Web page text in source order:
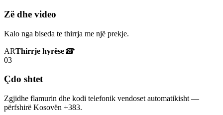
Zë dhe video
Kalo nga biseda te thirrja me një prekje.
ARThirrje hyrëse☎
03
Çdo shtet
Zgjidhe flamurin dhe kodi telefonik vendoset automatikisht —
përfshirë Kosovën +383.